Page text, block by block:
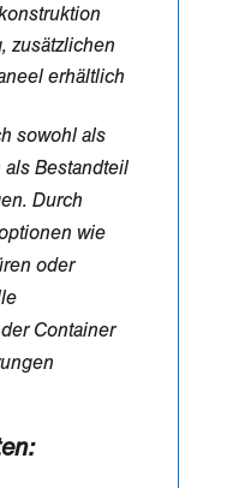
zusätzlichen
erhältlich
sowohl als
als Bestandteil
Durch
wie
oder
Container